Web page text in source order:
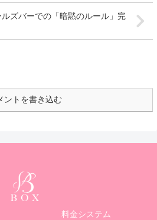
ズバーでの「暗黙のルール」完
ントを書き込む
料金システム